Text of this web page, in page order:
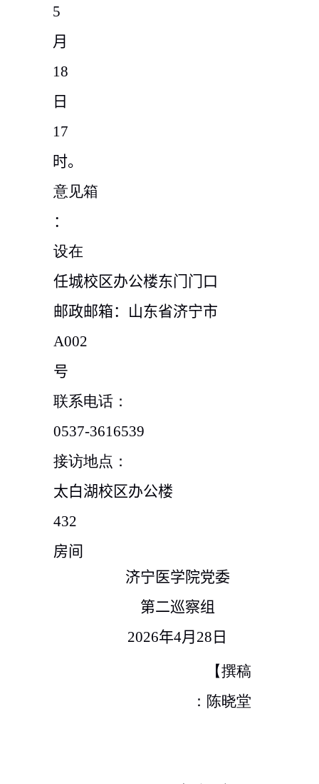
5
月
18
日
17
时。
意见箱
：
设在
任城校区办公楼东门门口
邮政邮箱：山东省济宁市
A002
号
联系电话：
0537-3616539
接访地点：
太白湖校区办公楼
432
房间
济宁医学院党委
第二巡察组
2026年4月28日
【撰稿
：陈晓堂